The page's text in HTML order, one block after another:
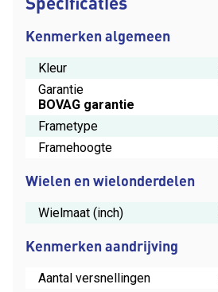
Kenmerken algemeen
Kleur
Garantie
BOVAG garantie
Frametype
Framehoogte
Wielen en wielonderdelen
Wielmaat (inch)
Kenmerken aandrijving
Aantal versnellingen